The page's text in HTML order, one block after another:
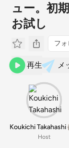
ュー。初
お試し
フ
再生 メ
Koukichi Takahashi
Host